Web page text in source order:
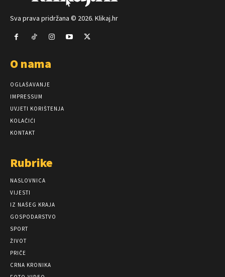
Sva prava pridržana © 2026. Klikaj.hr
O nama
OGLAŠAVANJE
IMPRESSUM
UVJETI KORIŠTENJA
KOLAČIĆI
KONTAKT
Rubrike
NASLOVNICA
VIJESTI
IZ NAŠEG KRAJA
GOSPODARSTVO
SPORT
ŽIVOT
PRIČE
CRNA KRONIKA